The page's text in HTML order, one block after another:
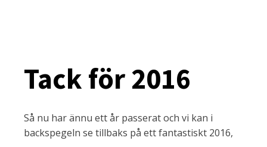
Tack för 2016
Så nu har ännu ett år passerat och vi kan i
backspegeln se tillbaks på ett fantastiskt 2016,